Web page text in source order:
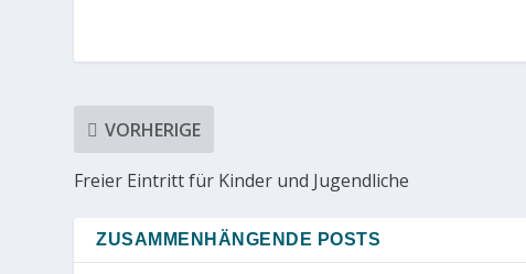
VORHERIGE
Freier Eintritt für Kinder und Jugendliche
ZUSAMMENHÄNGENDE POSTS